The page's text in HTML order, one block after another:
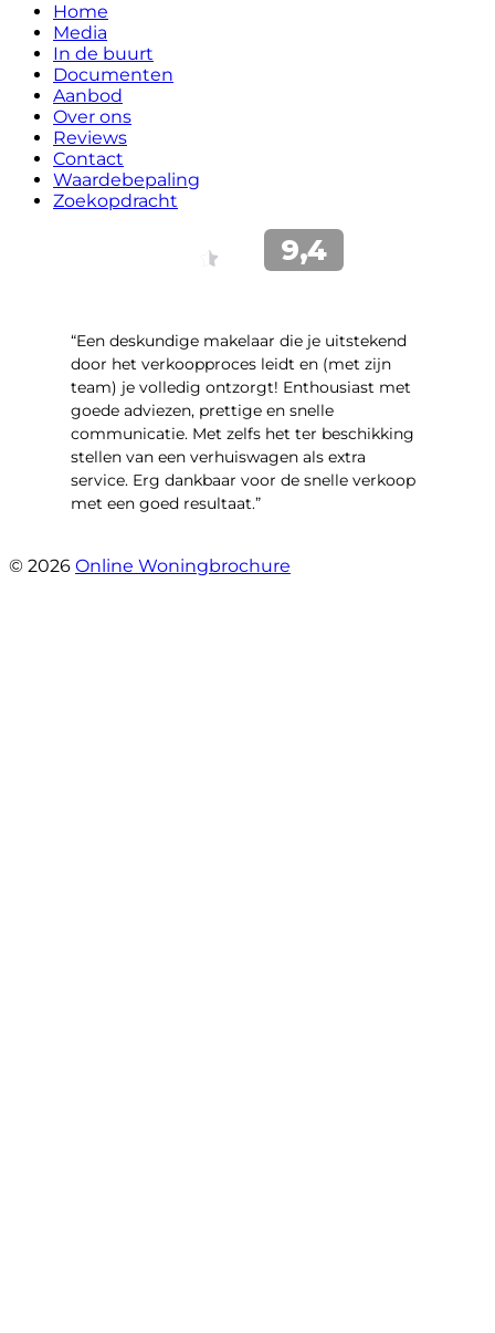
Home
Media
In de buurt
Documenten
Aanbod
Over ons
Reviews
Contact
Waardebepaling
Zoekopdracht
“Een deskundige makelaar die je uitstekend
door het verkoopproces leidt en (met zijn
team) je volledig ontzorgt! Enthousiast met
goede adviezen, prettige en snelle
communicatie. Met zelfs het ter beschikking
stellen van een verhuiswagen als extra
service. Erg dankbaar voor de snelle verkoop
met een goed resultaat.”
© 2026 Online Woningbrochure